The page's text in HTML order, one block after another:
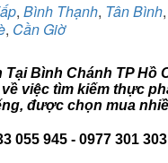
, Bình Thạnh, Tân Bình,
, Cần Giờ
Bình Chánh TP
việc tìm kiếm thực
được chọn mua
055 945 - 0977 301